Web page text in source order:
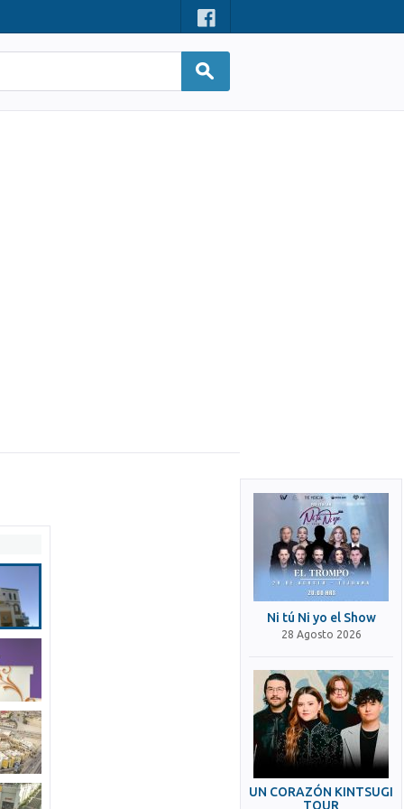
Ni tú Ni yo el Show
28 Agosto 2026
UN CORAZÓN KINTSUGI
TOUR